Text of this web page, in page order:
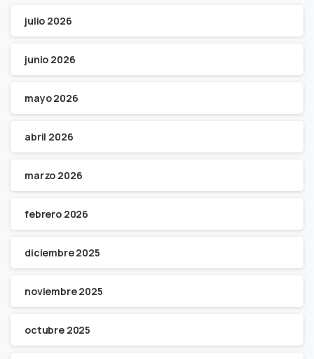
julio 2026
junio 2026
mayo 2026
abril 2026
marzo 2026
febrero 2026
diciembre 2025
noviembre 2025
octubre 2025